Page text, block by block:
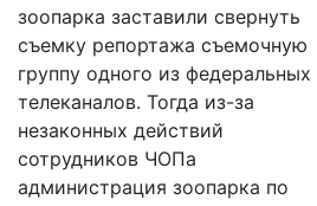
зоопарка заставили свернуть
съемку репортажа съемочную
группу одного из федеральных
телеканалов. Тогда из-за
незаконных действий
сотрудников ЧОПа
администрация зоопарка по